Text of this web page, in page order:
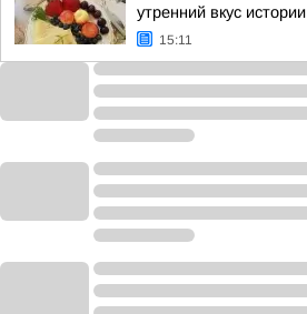
утренний вкус истории
15:11